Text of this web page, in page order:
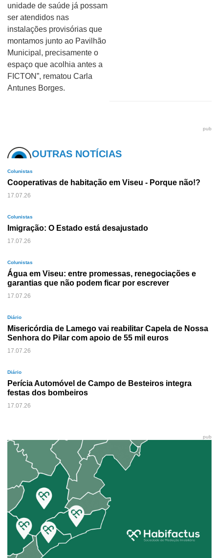
unidade de saúde já possam
ser atendidos nas
instalações provisórias que
montamos junto ao Pavilhão
Municipal, precisamente o
espaço que acolhia antes a
FICTON”, rematou Carla
Antunes Borges.
pub
OUTRAS NOTÍCIAS
Colunistas
Cooperativas de habitação em Viseu - Porque não!?
17.07.26
Colunistas
Imigração: O Estado está desajustado
17.07.26
Colunistas
Água em Viseu: entre promessas, renegociações e
garantias que não podem ficar por escrever
17.07.26
Diário
Misericórdia de Lamego vai reabilitar Capela de Nossa
Senhora do Pilar com apoio de 55 mil euros
17.07.26
Diário
Perícia Automóvel de Campo de Besteiros integra
festas dos bombeiros
17.07.26
pub